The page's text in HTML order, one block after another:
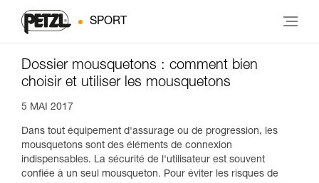
SPORT
Dossier mousquetons : comment bien
choisir et utiliser les mousquetons
5 MAI 2017
Dans tout équipement d'assurage ou de progression, les
mousquetons sont des éléments de connexion
indispensables. La sécurité de l'utilisateur est souvent
confiée à un seul mousqueton. Pour éviter les risques de